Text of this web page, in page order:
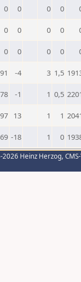
0 0 0 0
0 0 0 0
0 0 0 0
-4 3 1,5
-1 1 0,5
13 1 1
-18 1 0
Heinz Herzog,